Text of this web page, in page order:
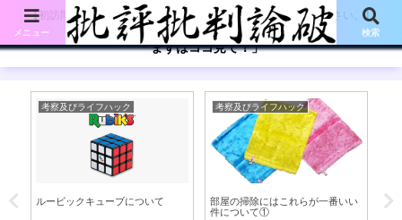
【初訪問の方は、下記の「まずはココ見て!」ボタンをご覧ください。】
「まずはココ見て！」
考察及びライフハック
ルービックキューブについて
考察及びライフハック
部屋の掃除にはこれらが一番いい
件について①
目
メニュー 検索